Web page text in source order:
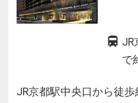
JR
で
JR京都駅中央口から徒歩